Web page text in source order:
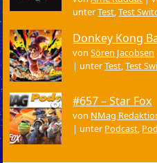
unterTest,Test
Donkey Kong
vonSören Jacobsen
| unterTest,Test
#657 – Star Fox
von NMag
| unter Podcast,